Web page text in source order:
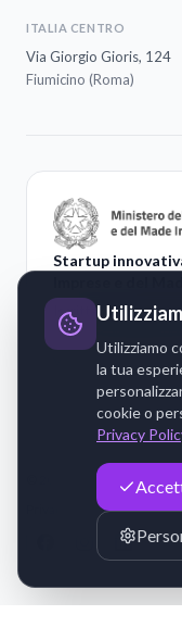
ITALIA CENTRO
Via Giorgio Gioris, 124
Fiumicino (Roma)
Startup
Iscritta alla
Registro delle
Verifica sul Registro
© 2014–2026 IMPLAN
Privacy Policy·Cookie
Utilizziamo
la tua
cookie o
Privacy